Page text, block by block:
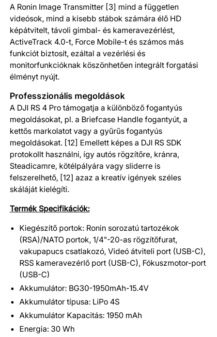
A Ronin Image Transmitter [3] mind a független
videósok, mind a kisebb stábok számára élő HD
képátvitelt, távoli gimbal- és kameravezérlést,
ActiveTrack 4.0-t, Force Mobile-t és számos más
funkciót biztosít, ezáltal a vezérlési és
monitorfunkcióknak köszönhetően integrált forgatási
élményt nyújt.
Professzionális megoldások
A DJI RS 4 Pro támogatja a különböző fogantyús
megoldásokat, pl. a Briefcase Handle fogantyút, a
kettős markolatot vagy a gyűrűs fogantyús
megoldásokat. [12] Emellett képes a DJI RS SDK
protokollt használni, így autós rögzítőre, kránra,
Steadicamre, kötélpályára vagy sliderre is
felszerelhető, [12] azaz a kreatív igények széles
skáláját kielégíti.
Termék Specifikációk:
Kiegészítő portok: Ronin sorozatú tartozékok
(RSA)/NATO portok, 1/4"-20-as rögzítőfurat,
vakupapucs csatlakozó, Videó átviteli port (USB-C),
RSS kameravezérlő port (USB-C), Fókuszmotor-port
(USB-C)
Akkumulátor: BG30-1950mAh-15.4V
Akkumulátor típusa: LiPo 4S
Akkumulátor Kapacitás: 1950 mAh
Energia: 30 Wh